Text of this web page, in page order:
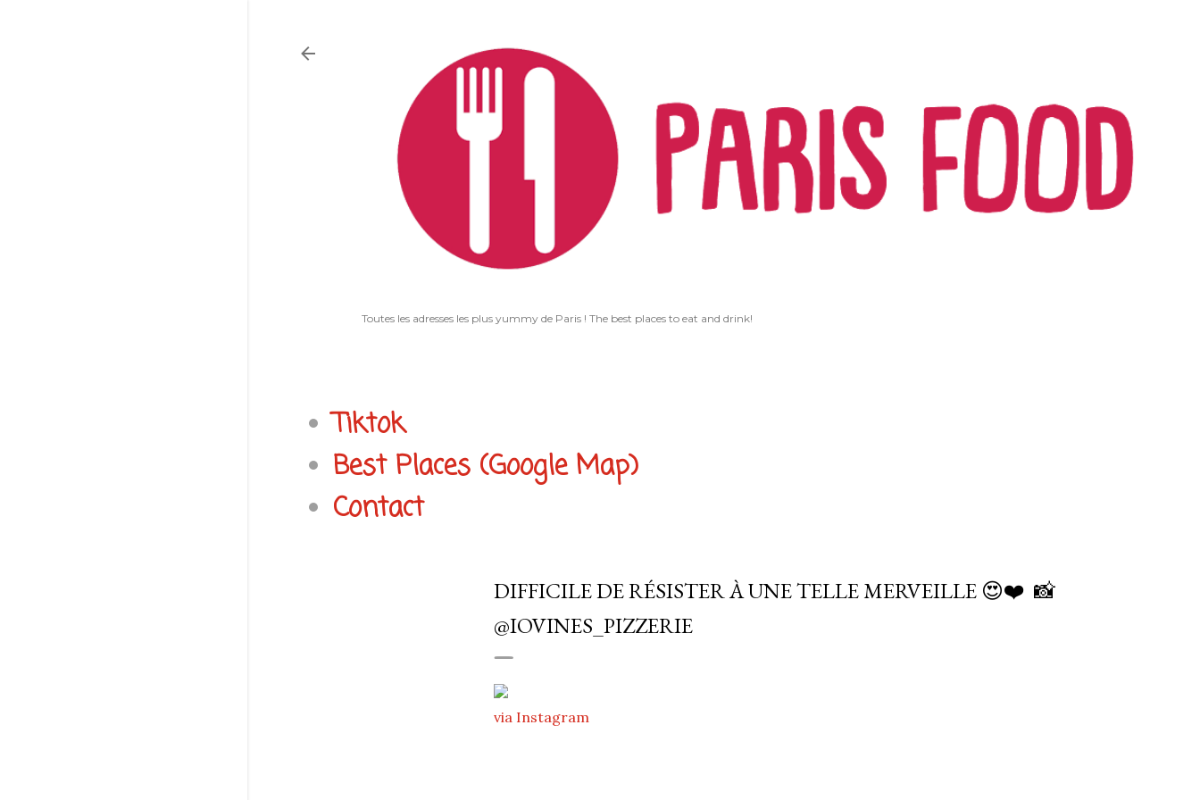
Toutes les adresses les plus yummy de Paris ! The best places to eat and drink!
Tiktok
Best Places (Google Map)
Contact
DIFFICILE DE RÉSISTER À UNE TELLE MERVEILLE 😍❤️⁠ ⁠ 📸
@IOVINES_PIZZERIE
via Instagram